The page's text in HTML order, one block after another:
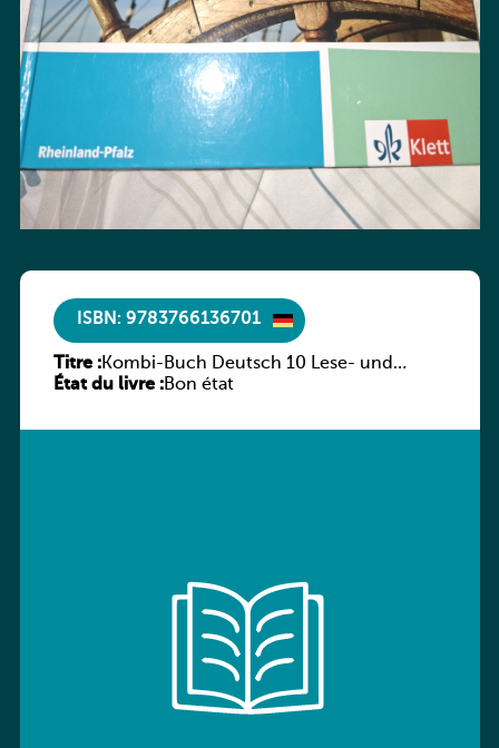
ISBN: 9783766136701
Titre :Kombi-Buch Deutsch 10 Lese- und
Sprachbuch
État du livre :Bon état